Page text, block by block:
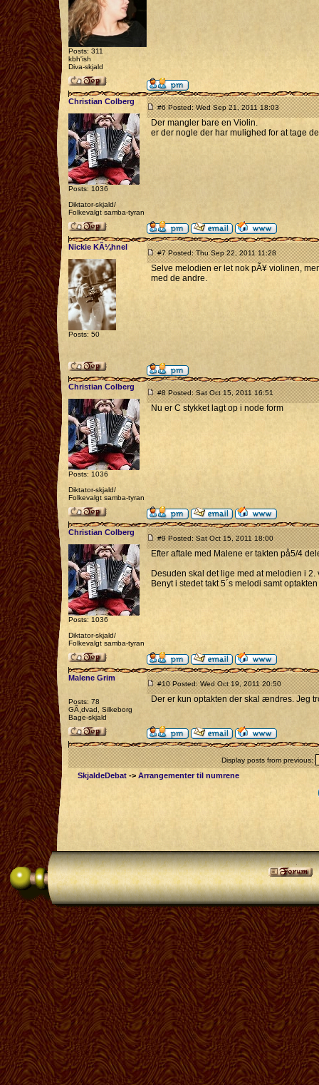
Posts: 311
kbh'ish
Diva-skjald
Christian Colberg
Posts: 1036
Diktator-skjald/
Folkevalgt samba-tyran
#6 Posted: Wed Sep 21, 2011 18:03
Der mangler bare en Violin.
er der nogle der har mulighed for at tage
Nickie KÃ¼hnel
Posts: 50
#7 Posted: Thu Sep 22, 2011 11:28
Selve melodien er let nok pÃ¥ violinen,
med de andre.
Christian Colberg
Posts: 1036
Diktator-skjald/
Folkevalgt samba-tyran
#8 Posted: Sat Oct 15, 2011 16:51
Nu er C stykket lagt op i node form
Christian Colberg
Posts: 1036
Diktator-skjald/
Folkevalgt samba-tyran
#9 Posted: Sat Oct 15, 2011 18:00
Efter aftale med Malene er takten på5/4
Desuden skal det lige med at melodien i
Benyt i stedet takt 5´s melodi samt
Malene Grim
Posts: 78
GÃ¸dvad, Silkeborg
Bage-skjald
#10 Posted: Wed Oct 19, 2011 20:50
Der er kun optakten der skal ændres. Jeg
Display posts from previous:
SkjaldeDebat -> Arrangementer til numrene